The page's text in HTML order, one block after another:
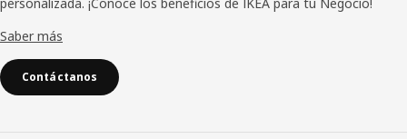
Saber más
Contáctanos